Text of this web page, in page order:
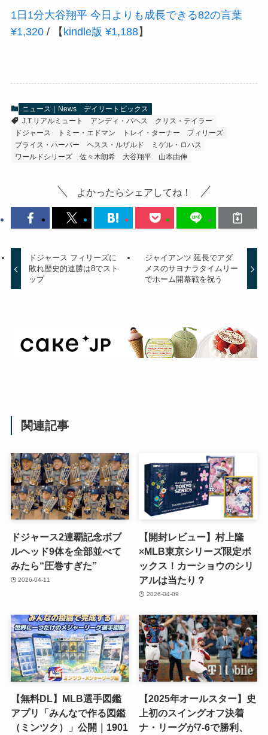
1日1分大谷翔平 今日よりも成長できる82の言葉
¥1,320/ 【 kindle版 ¥1,188】
ニュース｜News
デイリートピックス
J.T.リアルミュート
アンディ・パヘス
クリス・テイラー
ドジャース
トミー・エドマン トレイ・ターナー
フィリーズ
ブライス・ハーパー
ヘスス・ルザルド
ミゲル・ロハス
ワールドシリーズ
佐々木朗希 大谷翔平 山本由伸
よかったらシェアしてね！
ドジャース フィリーズに
敗れ歴史的連勝は8でスト
ップ
ジャイアンツ 延長でアダ
メスのサヨナラタイムリー
でホーム開幕戦を祝う
関連記事
ドジャース2連覇記念ボブ
ルヘッド9体を全部並べて
みたら“圧巻すぎた”
2026-04-11
【開封レビュー】村上隆
×MLB東京シリーズ限定ボ
ックス！カーショウのシリ
アルは当たり？
2026-04-09
【無料DL】MLB選手図鑑
アプリ「みんなで作る図鑑
（ミンツク）」公開｜1901
【2025年オールスター】史
上初のスイングオフ決着
ナ・リーグが7-6で勝利、